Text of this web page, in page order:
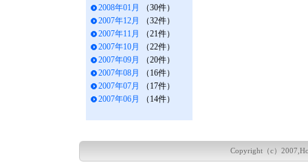
2008年01月
（30件）
2007年12月
（32件）
2007年11月
（21件）
2007年10月
（22件）
2007年09月
（20件）
2007年08月
（16件）
2007年07月
（17件）
2007年06月
（14件）
Copyright（c）